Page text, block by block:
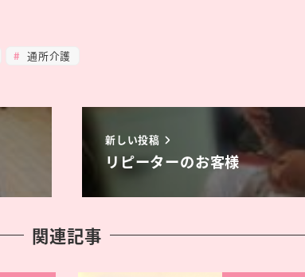
通所介護
新しい投稿
リピーターのお客様
関連記事